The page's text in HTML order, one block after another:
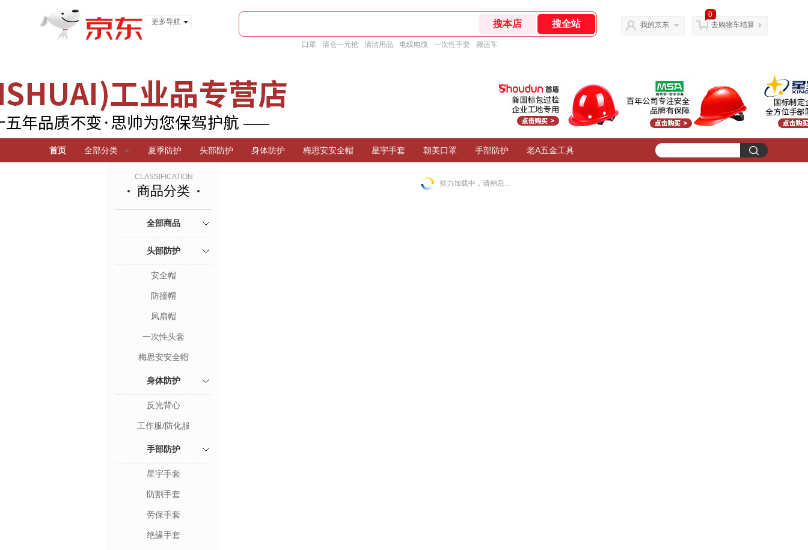
更多导航
口罩 清仓一元抢 清洁用品 电线电缆 一次性手套 搬运车
我的京东
0
去购物车结算
首页 全部分类 夏季防护 头部防护 身体防护 梅思安安全帽 星宇手套 朝美口罩 手部防护 老A五金工具
CLASSIFICATION
商品分类
全部商品
头部防护
安全帽
防撞帽
风扇帽
一次性头套
梅思安安全帽
身体防护
反光背心
工作服/防化服
手部防护
星宇手套
防割手套
劳保手套
绝缘手套
努力加载中，请稍后...